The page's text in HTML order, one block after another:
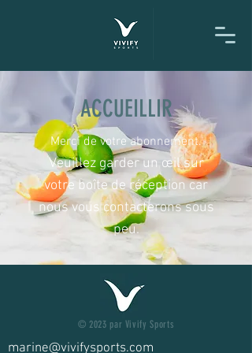
ACCUEILLIR
Merci de votre abonnement.
Veuillez garder un œil sur
votre boîte de réception car
nous vous contacterons sous
peu.
© 2023 par Vivify Sports
marine@vivifysports.com